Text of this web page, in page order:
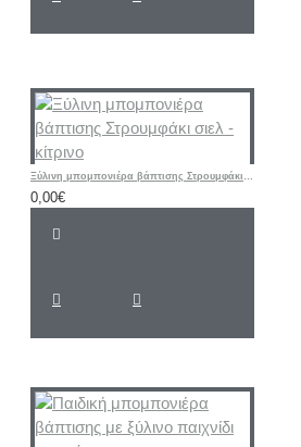
Ξύλινη μπομπονιέρα βάπτισης Στρουμφάκι σιελ - κίτρινο
0,00€